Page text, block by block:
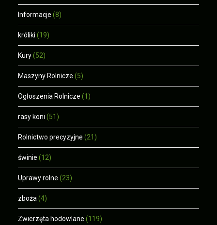
Informacje (8)
króliki (19)
Kury (52)
Maszyny Rolnicze (5)
Ogłoszenia Rolnicze (1)
rasy koni (51)
Rolnictwo precyzyjne (21)
świnie (12)
Uprawy rolne (23)
zboża (4)
Zwierzęta hodowlane (119)